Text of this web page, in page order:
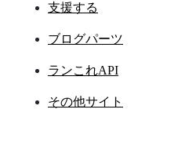
支援する
ブログパーツ
ランこれAPI
その他サイト